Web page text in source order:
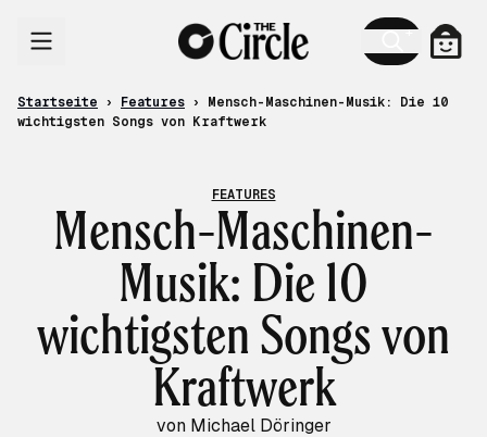
Startseite › Features ›
Mensch-Maschinen-Musik: Die 10
wichtigsten Songs von Kraftwerk
FEATURES
Mensch-Maschinen-
Musik: Die 10
wichtigsten Songs von
Kraftwerk
von Michael Döringer